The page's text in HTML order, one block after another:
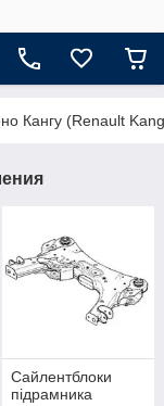
Кангу (Renault
Сайлентблоки
підрамника